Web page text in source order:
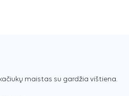
maistas su gardžia vištiena.